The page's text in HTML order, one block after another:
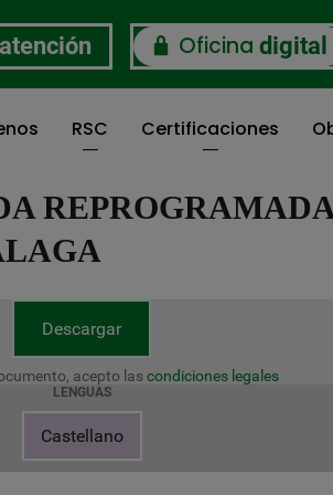
Oficina digital
RSC Certificaciones
Descargar
acepto lascondiciones legales
LENGUAS
Castellano